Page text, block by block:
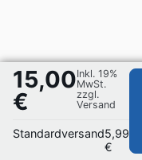
15,00
€
Inkl. 19%
MwSt.
zzgl.
Versand
Standardversand5,99
€